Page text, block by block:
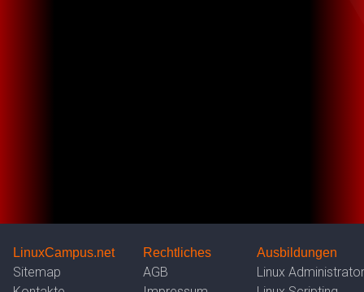
LinuxCampus.net Rechtliches Ausbildungen
Sitemap AGB
Linux Administrator